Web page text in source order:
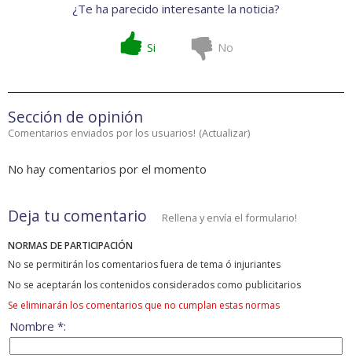
¿Te ha parecido interesante la noticia?
Si No
Sección de opinión
Comentarios enviados por los usuarios! (Actualizar)
No hay comentarios por el momento
Deja tu comentario Rellena y envía el formulario!
NORMAS DE PARTICIPACIÓN
No se permitirán los comentarios fuera de tema ó injuriantes
No se aceptarán los contenidos considerados como publicitarios
Se eliminarán los comentarios que no cumplan estas normas
Nombre *: